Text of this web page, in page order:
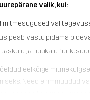
valik, kui:
mitmesugused
peab vastu pidama
ja nutikaid
eelkõige
Need enimmüüdud